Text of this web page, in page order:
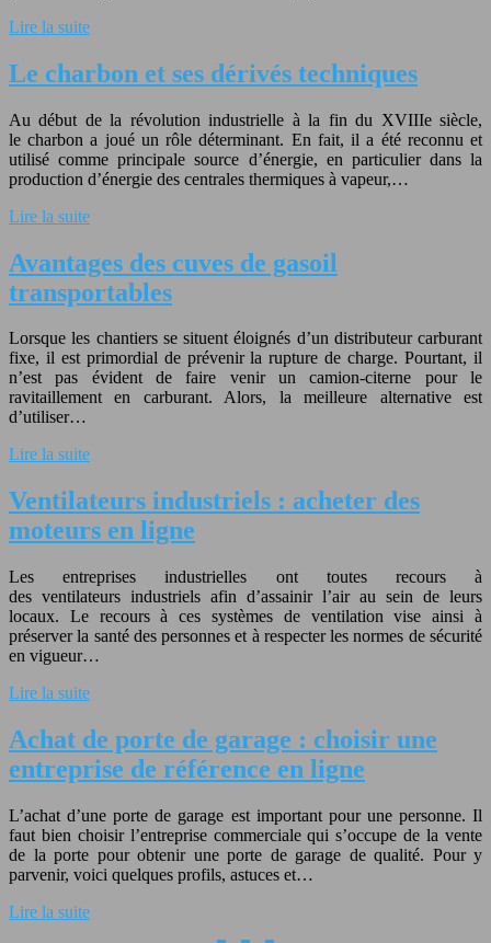
Lire la suite
Le charbon et ses dérivés techniques
Au début de la révolution industrielle à la fin du XVIIIe siècle,
le charbon a joué un rôle déterminant. En fait, il a été reconnu et
utilisé comme principale source d’énergie, en particulier dans la
production d’énergie des centrales thermiques à vapeur,…
Lire la suite
Avantages des cuves de gasoil
transportables
Lorsque les chantiers se situent éloignés d’un distributeur carburant
fixe, il est primordial de prévenir la rupture de charge. Pourtant, il
n’est pas évident de faire venir un camion-citerne pour le
ravitaillement en carburant. Alors, la meilleure alternative est
d’utiliser…
Lire la suite
Ventilateurs industriels : acheter des
moteurs en ligne
Les entreprises industrielles ont toutes recours à
des ventilateurs industriels afin d’assainir l’air au sein de leurs
locaux. Le recours à ces systèmes de ventilation vise ainsi à
préserver la santé des personnes et à respecter les normes de sécurité
en vigueur…
Lire la suite
Achat de porte de garage : choisir une
entreprise de référence en ligne
L’achat d’une porte de garage est important pour une personne. Il
faut bien choisir l’entreprise commerciale qui s’occupe de la vente
de la porte pour obtenir une porte de garage de qualité. Pour y
parvenir, voici quelques profils, astuces et…
Lire la suite